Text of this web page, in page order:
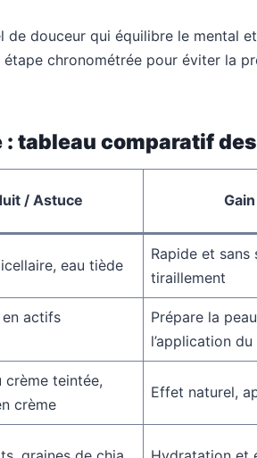
de douceur qui équilibre le mental et
étape chronométrée pour éviter la
tableau comparatif
/ Astuce
eau tiède
Rapide et sans
tiraillement
actifs
Prépare la
l’application
crème teintée,
crème
Effet naturel,